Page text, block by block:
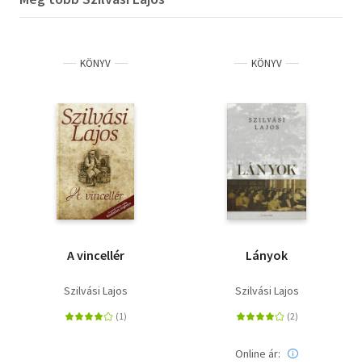
KÖNYV
A vincellér
Szilvási Lajos
KÖNYV
Lányok
Szilvási Lajos
Online ár: